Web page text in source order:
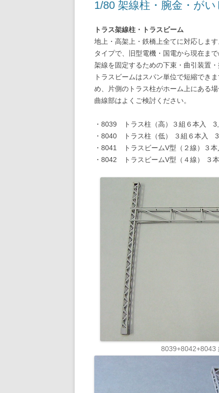
1/80 架線柱・腕金・がい
トラス架線柱・トラスビーム
地上・高架上・鉄橋上全てに対応しま
タイプで、旧型電機・国電から現在まで
架線を固定するための下束・曲引装置
トラスビームはスパン単位で短縮でき
め、片側のトラス柱がホーム上にある
曲線部はよくご検討ください。
・8039 トラス柱（高）３組６本入
・8040 トラス柱（低） ３組６本入
・8041 トラスビームV型（２線）３
・8042 トラスビームV型（４線） ３
8039+8042+8043